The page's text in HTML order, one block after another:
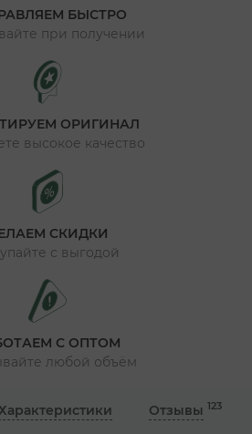
БЫСТРО
при получении
ОРИГИНАЛ
высокое качество
СКИДКИ
с выгодой
С ОПТОМ
любой объём
Характеристики Отзывы 123